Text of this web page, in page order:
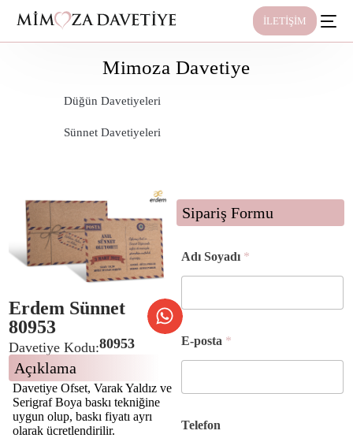
İLETİŞİM
Mimoza Davetiye
Düğün Davetiyeleri
Sünnet Davetiyeleri
Erdem Sünnet
80953
Davetiye Kodu:80953
Açıklama
Davetiye Ofset, Varak Yaldız ve
Serigraf Boya baskı tekniğine
uygun olup, baskı fiyatı ayrı
olarak ücretlendirilir.
Sipariş Formu
Adı Soyadı *
E-posta *
Telefon